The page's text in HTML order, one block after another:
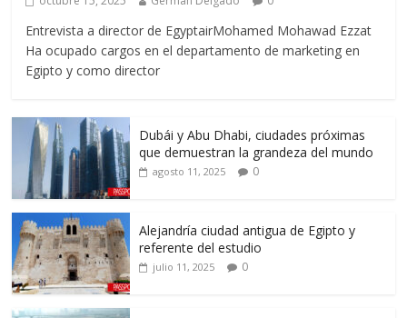
Entrevista a director de EgyptairMohamed Mohawad Ezzat
Ha ocupado cargos en el departamento de marketing en
Egipto y como director
Dubái y Abu Dhabi, ciudades próximas
que demuestran la grandeza del mundo
agosto 11, 2025 0
Alejandría ciudad antigua de Egipto y
referente del estudio
julio 11, 2025 0